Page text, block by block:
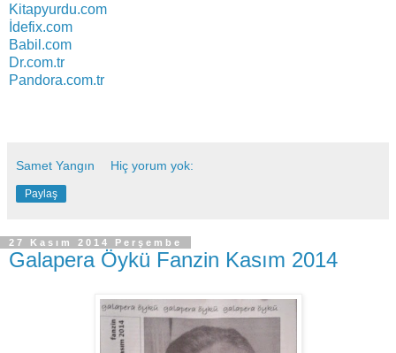
Kitapyurdu.com
İdefix.com
Babil.com
Dr.com.tr
Pandora.com.tr
Samet Yangın Hiç yorum yok:
Paylaş
27 Kasım 2014 Perşembe
Galapera Öykü Fanzin Kasım 2014